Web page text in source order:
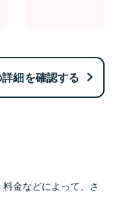
細を確認する
金などによって、さ